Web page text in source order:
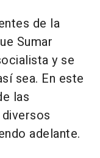
de la
Sumar
y se
sea. En este
las
adelante.